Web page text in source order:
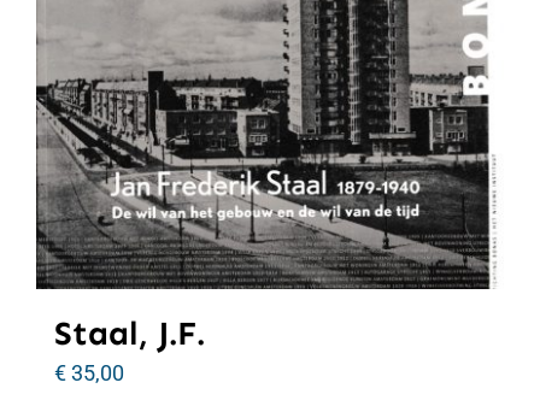
Staal, J.F.
€35,00